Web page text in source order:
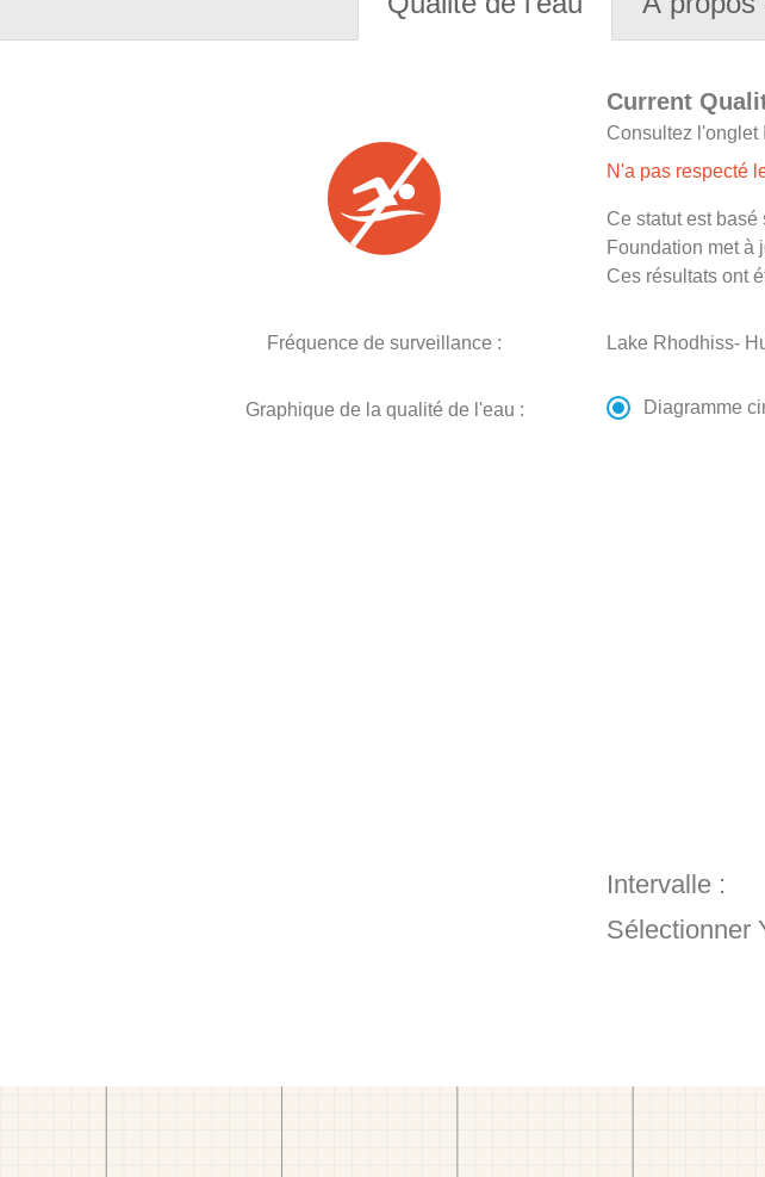
Current
Consultez l'onglet
N'a pas respecté
Ce statut est
Foundation met à
Ces résultats ont
Fréquence de surveillance : Lake Rhodhiss-
Graphique de la qualité de l'eau : Diagramme
Intervalle :
Sélectionner